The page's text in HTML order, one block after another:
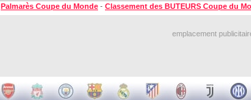
Palmarès Coupe du Monde - Classement des BUTEURS Coupe du
emplacement